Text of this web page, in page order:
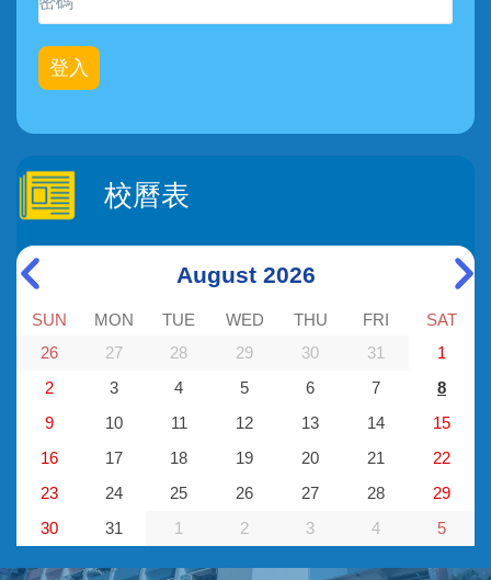
校曆表
August 2026
SUN MON TUE WED THU FRI
SAT
26
27 28 29 30 31
1
2
3 4 5 6 7
8
9
10 11 12 13 14
15
16
17 18 19 20 21
22
23
24 25 26 27 28
29
30
31 1 2 3 4 5